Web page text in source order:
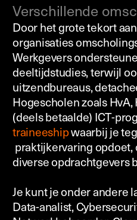
Verschillende
Door het grote tekort
organisaties
Werkgevers
deeltijdstudies, terwijl
uitzendbureaus,
Hogescholen zoals
(deels betaalde) ICT-
traineeshipwaarbij je
praktijkervaring
diverse opdrachtgevers
Je kunt je onder andere
Data-analist,